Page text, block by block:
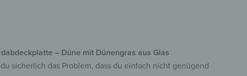
– Düne mit Dünengras aus Glas
sicherlich das Problem, dass du einfach nicht genügend